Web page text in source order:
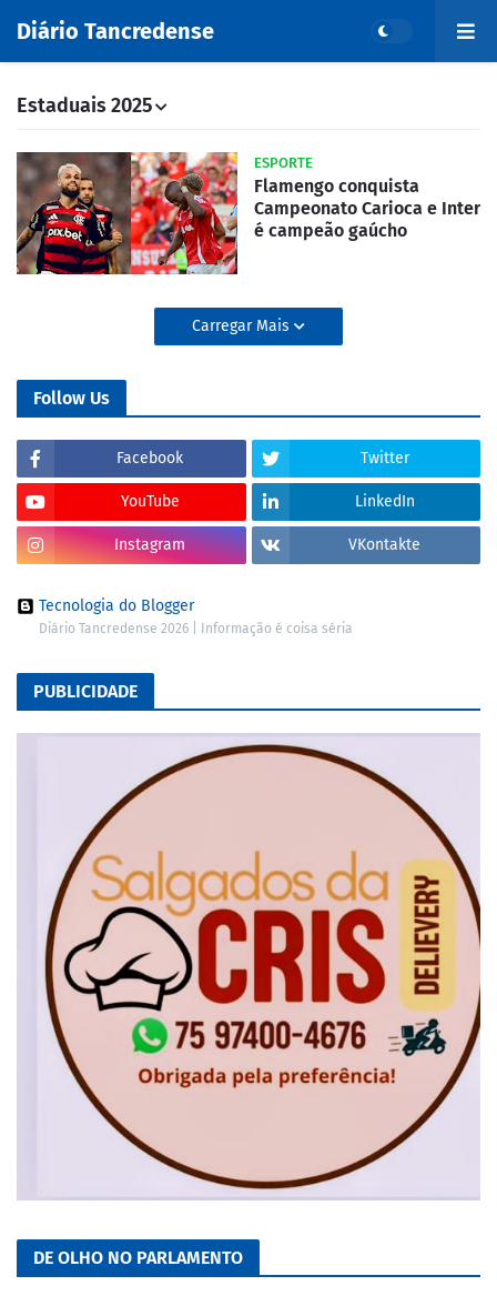
Diário Tancredense
Estaduais 2025
ESPORTE
Flamengo conquista
Campeonato Carioca e Inter
é campeão gaúcho
Carregar Mais
Follow Us
Facebook Twitter
YouTube LinkedIn
Instagram VKontakte
Tecnologia do Blogger
Diário Tancredense 2026 | Informação é coisa séria
PUBLICIDADE
DE OLHO NO PARLAMENTO